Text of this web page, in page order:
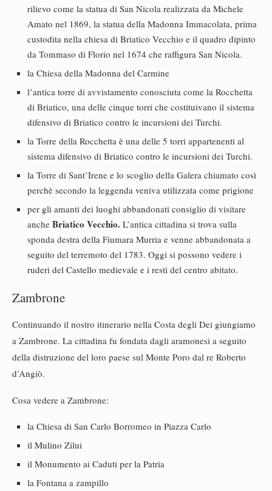
rilievo come la statua di San Nicola realizzata da Michele
Amato nel 1869, la statua della Madonna Immacolata, prima
custodita nella chiesa di Briatico Vecchio e il quadro dipinto
da Tommaso di Florio nel 1674 che raffigura San Nicola.
la Chiesa della Madonna del Carmine
l’antica torre di avvistamento conosciuta come la Rocchetta
di Briatico, una delle cinque torri che costituivano il sistema
difensivo di Briatico contro le incursioni dei Turchi.
la Torre della Rocchetta è una delle 5 torri appartenenti al
sistema difensivo di Briatico contro le incursioni dei Turchi.
la Torre di Sant’Irene e lo scoglio della Galera chiamato così
perchè secondo la leggenda veniva utilizzata come prigione
per gli amanti dei luoghi abbandonati consiglio di visitare
anche Briatico Vecchio. L’antica cittadina si trova sulla
sponda destra della Fiumara Murria e venne abbandonata a
seguito del terremoto del 1783. Oggi si possono vedere i
ruderi del Castello medievale e i resti del centro abitato.
Zambrone
Continuando il nostro itinerario nella Costa degli Dei giungiamo
a Zambrone. La cittadina fu fondata dagli aramonesi a seguito
della distruzione del loro paese sul Monte Poro dal re Roberto
d’Angiò.
Cosa vedere a Zambrone:
la Chiesa di San Carlo Borromeo in Piazza Carlo
il Mulino Zilui
il Monumento ai Caduti per la Patria
la Fontana a zampillo